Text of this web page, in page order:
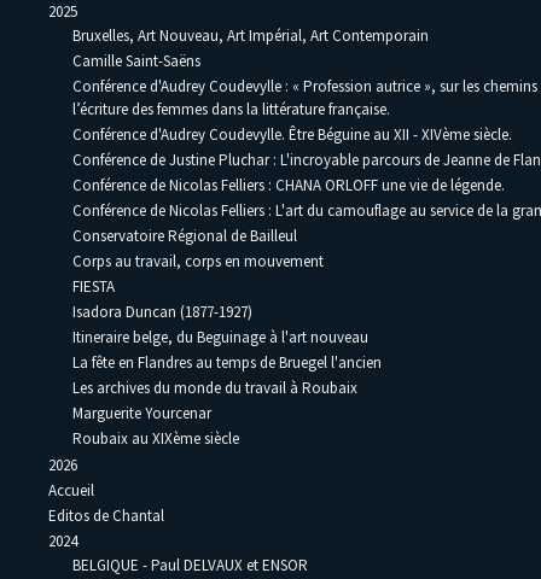
2025
Bruxelles, Art Nouveau, Art Impérial, Art Contemporain
Camille Saint-Saëns
Conférence d'Audrey Coudevylle : « Profession autrice », sur les
l’écriture des femmes dans la littérature française.
Conférence d'Audrey Coudevylle. Être Béguine au XII - XIVème siècle.
Conférence de Justine Pluchar : L'incroyable parcours de Jeanne de
Conférence de Nicolas Felliers : CHANA ORLOFF une vie de légende.
Conférence de Nicolas Felliers : L'art du camouflage au service de la
Conservatoire Régional de Bailleul
Corps au travail, corps en mouvement
FIESTA
Isadora Duncan (1877-1927)
Itineraire belge, du Beguinage à l'art nouveau
La fête en Flandres au temps de Bruegel l'ancien
Les archives du monde du travail à Roubaix
Marguerite Yourcenar
Roubaix au XIXème siècle
2026
Accueil
Editos de Chantal
2024
BELGIQUE - Paul DELVAUX et ENSOR